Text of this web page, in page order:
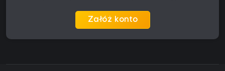
Załóż konto